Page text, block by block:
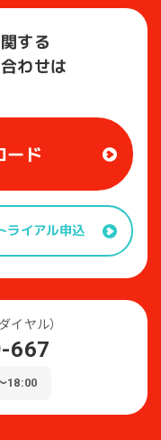
する
わせは
ード
ライアル申込
イヤル）
667
18:00